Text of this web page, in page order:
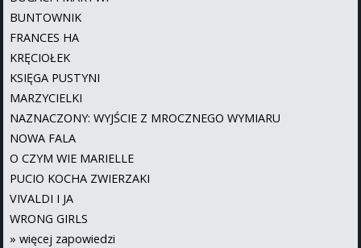
BUNTOWNIK
FRANCES HA
KRĘCIOŁEK
KSIĘGA PUSTYNI
MARZYCIELKI
NAZNACZONY: WYJŚCIE Z MROCZNEGO WYMIARU
NOWA FALA
O CZYM WIE MARIELLE
PUCIO KOCHA ZWIERZAKI
VIVALDI I JA
WRONG GIRLS
» więcej zapowiedzi